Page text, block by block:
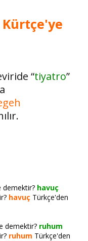
“tiyatro”
demektir? havuç
havuç Türkçe'den
demektir? ruhum
ruhum Türkçe'den